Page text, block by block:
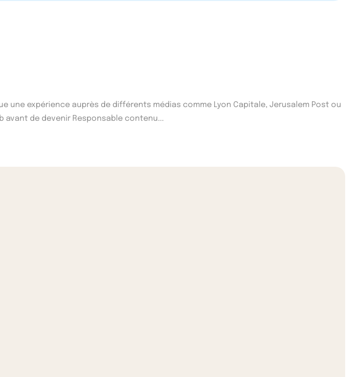
une expérience auprès de différents médias comme Lyon Capitale, Jerusalem Post ou
avant de devenir Responsable contenu...